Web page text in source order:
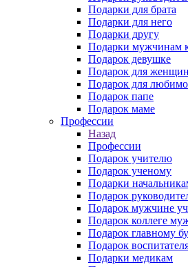
Подарки для брата
Подарки для него
Подарки другу
Подарки мужчинам
Подарок девушке
Подарок для
Подарок для
Подарок папе
Подарок маме
Профессии
Назад
Профессии
Подарок учителю
Подарок ученому
Подарки
Подарок
Подарок мужчине
Подарок коллеге
Подарок главному
Подарок
Подарки медикам